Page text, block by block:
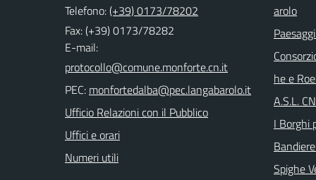
Telefono:(+39) 0173/78202
Fax: (+39) 0173/78282
E-mail:
PEC:
Ufficio Relazioni con il Pubblico
Uffici e orari
Numeri utili
arolo
he e
A.S.L.
I Borghi
Spighe